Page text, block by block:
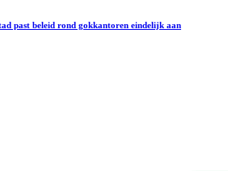
past beleid rond gokkantoren eindelijk aan